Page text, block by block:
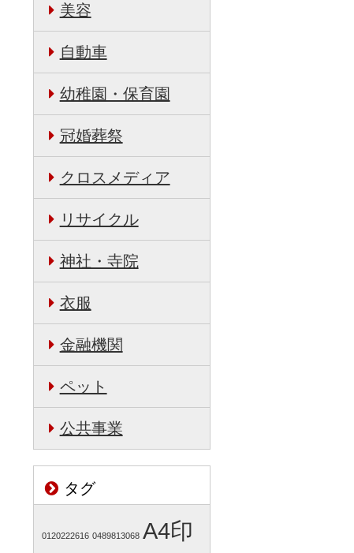
美容
自動車
幼稚園・保育園
冠婚葬祭
クロスメディア
リサイクル
神社・寺院
衣服
金融機関
ペット
公共事業
タグ
0120222616 0489813068 A4印